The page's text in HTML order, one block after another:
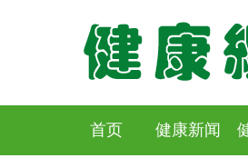
首页 健康新闻